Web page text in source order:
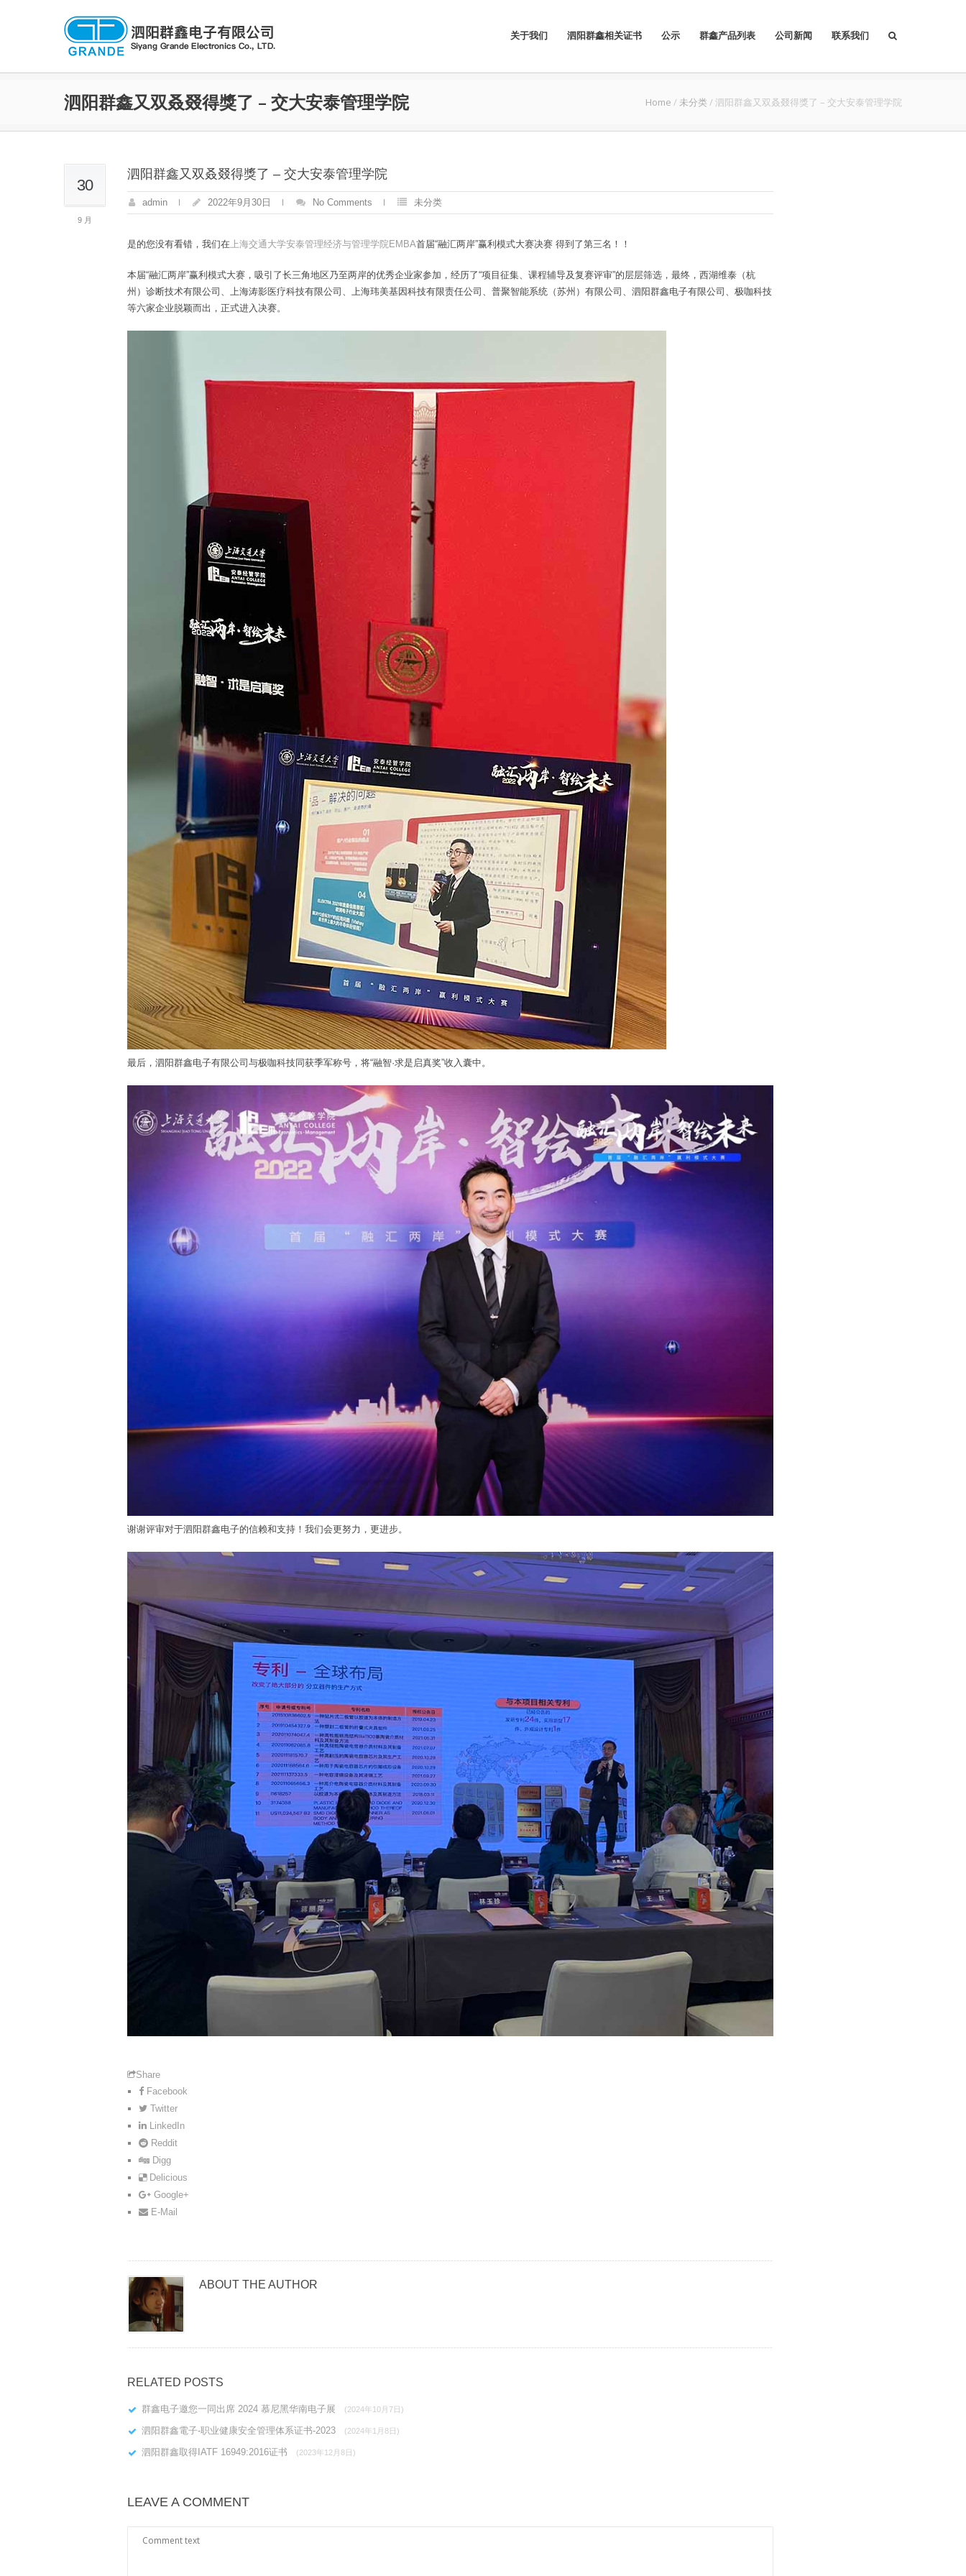
关于我们 泗阳群鑫相关证书 公示 群鑫产品列表 公司新闻 联系我们
泗阳群鑫又双叒叕得獎了 – 交大安泰管理学院 Home / 未分类/ 泗阳群鑫又双叒叕得獎了 – 交大安泰管理学院
30
9 月
泗阳群鑫又双叒叕得獎了 – 交大安泰管理学院
admin 2022年9月30日 No Comments 未分类
是的您没有看错，我们在 上海交通大学安泰管理经济与管理学院EMBA首届“融汇两岸”赢利模式大赛决赛 得到了第三名！！
本届“融汇两岸”赢利模式大赛，吸引了长三角地区乃至两岸的优秀企业家参加，经历了“项目征集、课程辅导及复赛评审”的层层筛选，最终，西湖维泰（杭
州）诊断技术有限公司、上海涛影医疗科技有限公司、上海玮美基因科技有限责任公司、普聚智能系统（苏州）有限公司、泗阳群鑫电子有限公司、极咖科技
等六家企业脱颖而出，正式进入决赛。
最后，泗阳群鑫电子有限公司与极咖科技同获季军称号，将“融智·求是启真奖”收入囊中。
谢谢评审对于泗阳群鑫电子的信赖和支持！我们会更努力，更进步。
Share
Facebook
Twitter
LinkedIn
Reddit
Digg
Delicious
Google+
E-Mail
ABOUT THE AUTHOR
RELATED POSTS
群鑫电子邀您一同出席 2024 慕尼黑华南电子展 (2024年10月7日)
泗阳群鑫電子-职业健康安全管理体系证书-2023 (2024年1月8日)
泗阳群鑫取得IATF 16949:2016证书 (2023年12月8日)
LEAVE A COMMENT